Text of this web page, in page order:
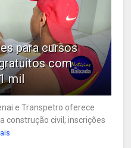
para cursos
com
mil
e Transpetro oferece
construção civil; inscrições